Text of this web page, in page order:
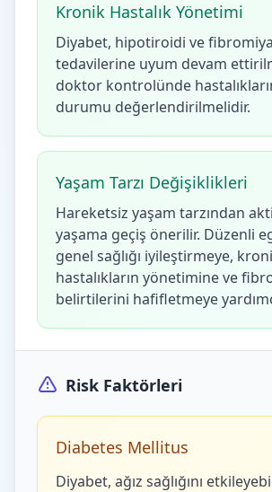
Kronik Hastalık Yönetimi
Diyabet, hipotiroidi ve
tedavilerine uyum devam
doktor kontrolünde
durumu değerlendirilmelidir.
Yaşam Tarzı Değişiklikleri
Hareketsiz yaşam tarzından
yaşama geçiş önerilir. Düzenli
genel sağlığı iyileştirmeye,
hastalıkların yönetimine ve
belirtilerini hafifletmeye
Risk Faktörleri
Diabetes Mellitus
Diyabet, ağız sağlığını